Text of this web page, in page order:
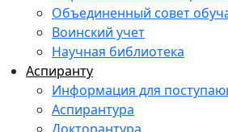
Объединенный совет
Воинский учет
Научная библиотека
Аспиранту
Информация для
Аспирантура